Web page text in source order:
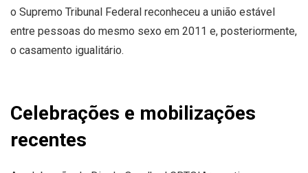
o Supremo Tribunal Federal reconheceu a união estável
entre pessoas do mesmo sexo em 2011 e, posteriormente,
o casamento igualitário.
Celebrações e mobilizações
recentes